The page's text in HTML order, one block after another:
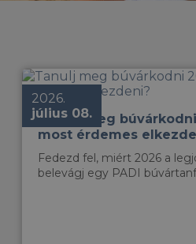
2026.
július 08.
Tanulj meg
most érdemes
Fedezd fel, miért 2026 a
belevágj egy PADI